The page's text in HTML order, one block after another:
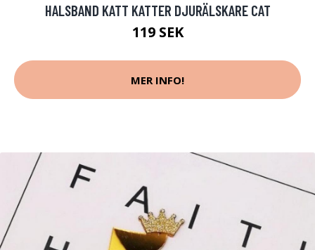
HALSBAND KATT KATTER DJURÄLSKARE CAT
119 SEK
MER INFO!